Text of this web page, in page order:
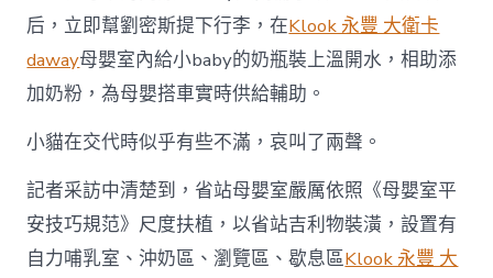
后，立即幫劉密斯提下行李，在Klook 永豐 大衛卡
daway母嬰室內給小baby的奶瓶裝上溫開水，相助添
加奶粉，為母嬰搭車實時供給輔助。
小貓在交代時似乎有些不滿，哀叫了兩聲。
記者采訪中清楚到，省站母嬰室嚴厲依照《母嬰室平
安技巧規范》尺度扶植，以省站吉利物裝潢，設置有
自力哺乳室、沖奶區、瀏覽區、歇息區Klook 永豐 大